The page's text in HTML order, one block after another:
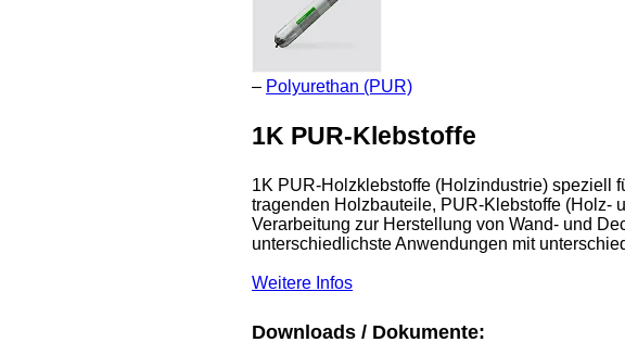
– Polyurethan (PUR)
1K PUR-Klebstoffe
1K PUR-Holzklebstoffe (Holzindustrie) speziell
tragenden Holzbauteile, PUR-Klebstoffe (Holz-
Verarbeitung zur Herstellung von Wand- und
unterschiedlichste Anwendungen mit
Weitere Infos
Downloads / Dokumente: